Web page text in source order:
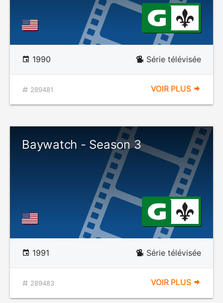
1990 Série télévisée
289481 VOIR PLUS
Baywatch - Season 3
1991 Série télévisée
289483 VOIR PLUS